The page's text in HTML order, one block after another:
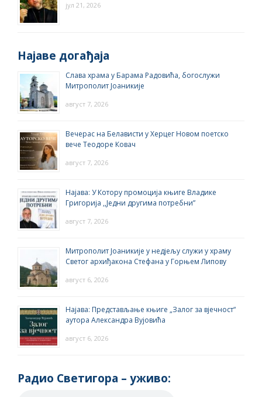
јул 21, 2026
Најаве догађаја
Слава храма у Барама Радовића, богослужи
Митрополит Јоаникије
август 7, 2026
Вечерас на Белависти у Херцег Новом поетско
вече Теодоре Ковач
август 7, 2026
Најава: У Котору промоција књиге Владике
Григорија ,,Једни другима потребни”
август 7, 2026
Митрополит Јоаникије у недјељу служи у храму
Светог архиђакона Стефана у Горњем Липову
август 6, 2026
Најава: Представљање књиге „Залог за вјечност“
аутора Александра Вујовића
август 6, 2026
Радио Светигора – yживо: